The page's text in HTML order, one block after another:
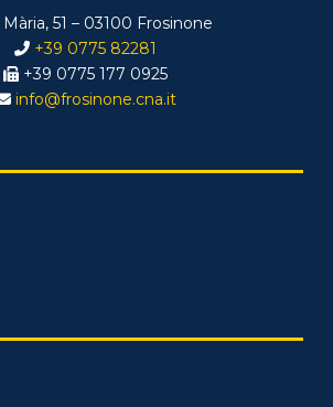
Mària, 51 – 03100 Frosinone
+39 0775 82281
+39 0775 177 0925
info@frosinone.cna.it